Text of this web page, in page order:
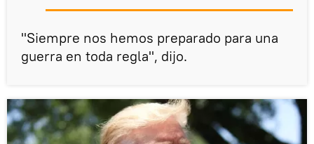
"Siempre nos hemos preparado para una
guerra en toda regla", dijo.